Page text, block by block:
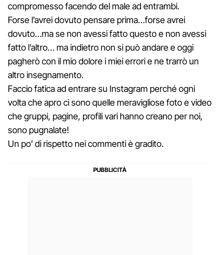
compromesso facendo del male ad entrambi.
Forse l’avrei dovuto pensare prima…forse avrei
dovuto…ma se non avessi fatto questo e non avessi
fatto l’altro… ma indietro non si può andare e oggi
pagherò con il mio dolore i miei errori e ne trarrò un
altro insegnamento.
Faccio fatica ad entrare su Instagram perché ogni
volta che apro ci sono quelle meravigliose foto e video
che gruppi, pagine, profili vari hanno creano per noi,
sono pugnalate!
Un po’ di rispetto nei commenti è gradito.